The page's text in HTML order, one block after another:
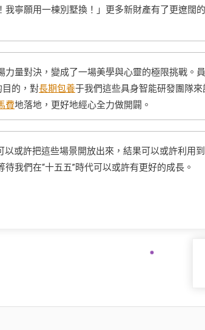
我寧願用一棟別墅換！」更多新財產有了更遼闊
量對決，變成了一場美學與心靈的極限挑戰。員
目的，對長期包養于我們這些具身智能研發團隊來
費地落地，更好地經心全力做開闢。
或許把這些場景開放出來，結果可以或許利用
我們在“十五五”時代可以或許有更好的成長。